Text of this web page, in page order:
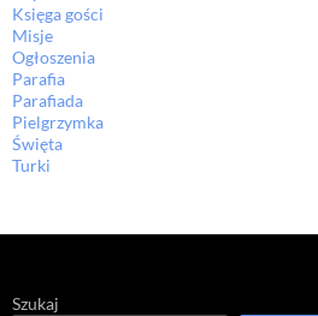
Księga gości
Misje
Ogłoszenia
Parafia
Parafiada
Pielgrzymka
Święta
Turki
Szukaj